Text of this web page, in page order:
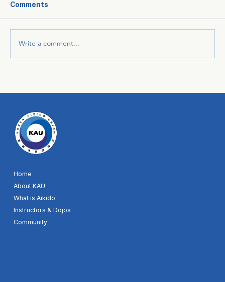
Comments
Write a comment...
Home
About KAU
What is Aikido
Instructors & Dojos
Community